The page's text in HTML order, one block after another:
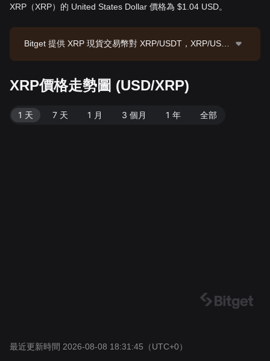
XRP（XRP）的 United States Dollar 價格為 $1.04 USD。
Bitget 提供 XRP 現貨交易幣對 XRP/USDT，XRP/USD
XRP。數據來源：Bitget 交易所，最後更新時間：2026-
XRP價格走勢圖 (USD/XRP)
1 天 7 天 1 月 3 個月 1 年 全部
最近更新時間 2026-08-08 18:31:45 （UTC+0）